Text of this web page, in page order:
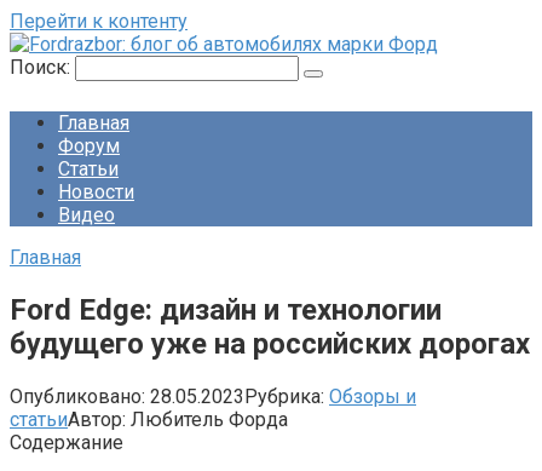
Перейти к контенту
Поиск:
Главная
Форум
Статьи
Новости
Видео
Главная
Ford Edge: дизайн и технологии
будущего уже на российских дорогах
Опубликовано: 28.05.2023Рубрика: Обзоры и
статьиАвтор: Любитель Форда
Содержание